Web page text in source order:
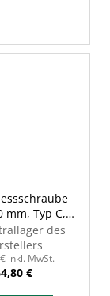
mm, Typ C,
3229-200des
inkl. MwSt.
€